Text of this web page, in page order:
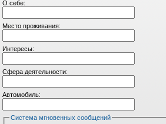
О себе:
Место проживания:
Интересы:
Сфера деятельности:
Автомобиль:
Система мгновенных сообщений